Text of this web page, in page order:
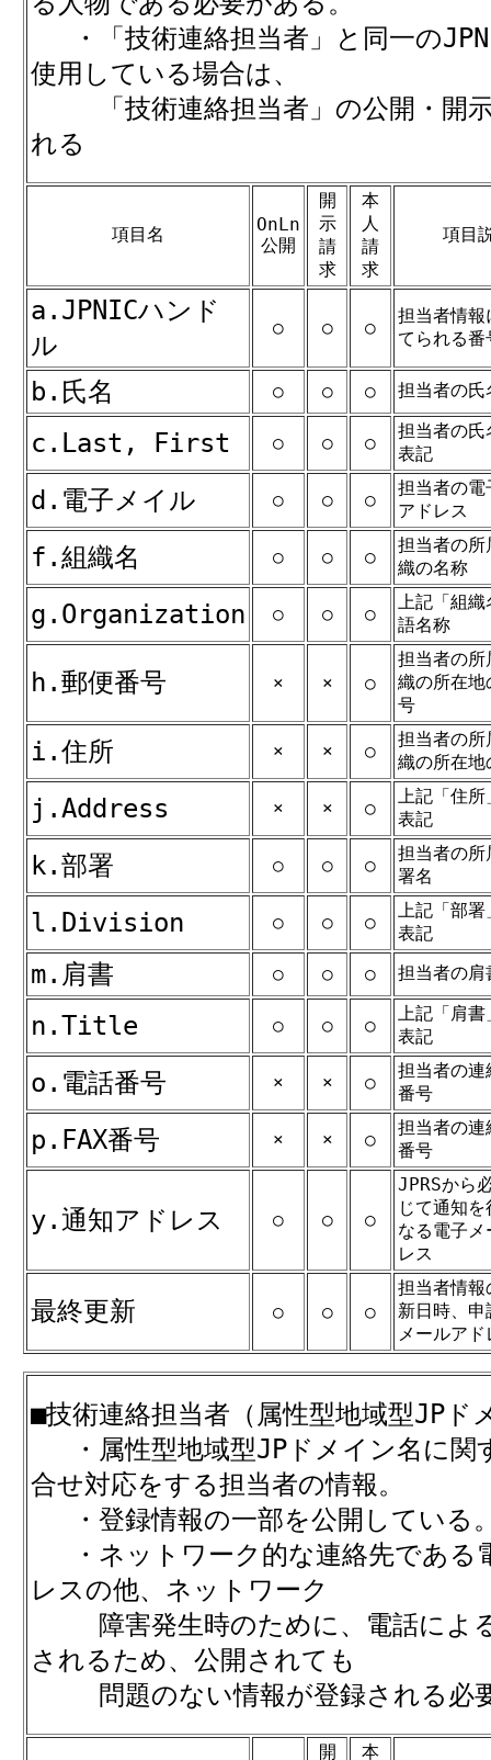
・「技術連絡担当者」と同一の
使用している場合は、
「技術連絡担当者」の公開・開示
れる
項目名
OnLn
公開
開
示
請
求
本
人
請
求
項目
a.JPNICハンド
ル
○ ○ ○
担当者情報
てられる番
b.氏名 ○ ○ ○ 担当者の氏
c.Last, First ○ ○ ○
担当者の氏
表記
d.電子メイル ○ ○ ○
担当者の電
アドレス
f.組織名 ○ ○ ○
担当者の所
織の名称
g.Organization ○ ○ ○
上記「組織
語名称
h.郵便番号 × × ○
担当者の所
織の所在地
号
i.住所 × × ○
担当者の所
織の所在地
j.Address × × ○
上記「住所
表記
k.部署 ○ ○ ○
担当者の所
署名
l.Division ○ ○ ○
上記「部署
表記
m.肩書 ○ ○ ○ 担当者の肩
n.Title ○ ○ ○
上記「肩書
表記
o.電話番号 × × ○
担当者の連
番号
p.FAX番号 × × ○
担当者の連
番号
y.通知アドレス ○ ○ ○
JPRSから
じて通知
なる電子メ
レス
最終更新 ○ ○ ○
担当者情報
新日時、申
メールアド
■技術連絡担当者（属性型地域型JPド
・属性型地域型JPドメイン名に関
合せ対応をする担当者の情報。
・登録情報の一部を公開している
・ネットワーク的な連絡先である
レスの他、ネットワーク
障害発生時のために、電話によ
されるため、公開されても
問題のない情報が登録される必
開
本